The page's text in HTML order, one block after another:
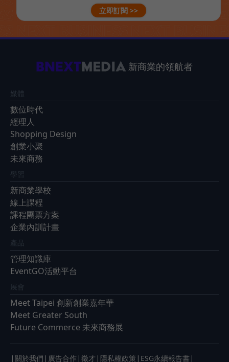
立即訂閱 >>
新商業的領航者
媒體
數位時代
經理人
Shopping Design
創業小聚
未來商務
學習
新商業學校
線上課程
課程團票方案
企業內訓計畫
產品
管理知識庫
EventGO活動平台
展會
Meet Taipei 創新創業嘉年華
Meet Greater South
Future Commerce 未來商務展
| 關於我們 | 廣告合作 | 徵才 | 隱私權政策 | ESG永續報告書 |